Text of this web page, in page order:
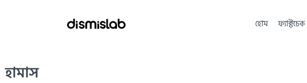
হোম ফ্যাক্টচেক
হামাস